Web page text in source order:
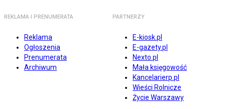
REKLAMA I PRENUMERATA
Reklama
Ogłoszenia
Prenumerata
Archiwum
PARTNERZY
E-kiosk.pl
E-gazety.pl
Nexto.pl
Mała księgowość
Kancelarierp.pl
Wieści Rolnicze
Życie Warszawy